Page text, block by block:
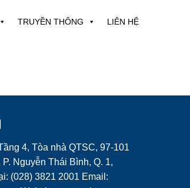
TRUYỀN THÔNG LIÊN HỆ
4, Tòa nhà QTSC, 97-101
Nguyễn Thái Bình, Q. 1,
(028) 3821 2001 Email: